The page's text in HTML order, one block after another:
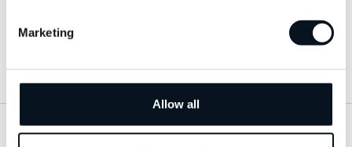
Marketing
Allow all